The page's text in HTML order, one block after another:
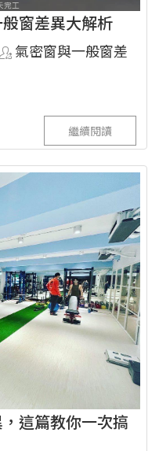
窗差異大解析
氣密窗與一般窗差
繼續閱讀
這篇教你一次搞